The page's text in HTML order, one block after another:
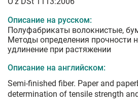
Описание на русском:
Полуфабрикаты волокнистые,
Методы определения прочности
удлинение при растяжении
Описание на английском:
Semi-finished fiber. Paper and
determination of tensile strength